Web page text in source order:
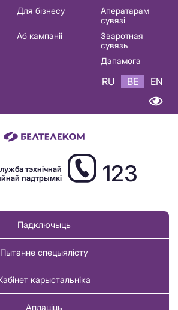
Для бізнесу
Аператарам
сувязі
Аб кампаніі
Зваротная
сувязь
Дапамога
RU BE EN
тэхнічнай
падтрымкі
123
Падключыць
Пытанне спецыялісту
карыстальніка
Аплаціць